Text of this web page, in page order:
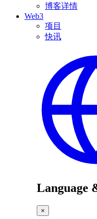
博客详情
Web3
项目
快讯
Language
×